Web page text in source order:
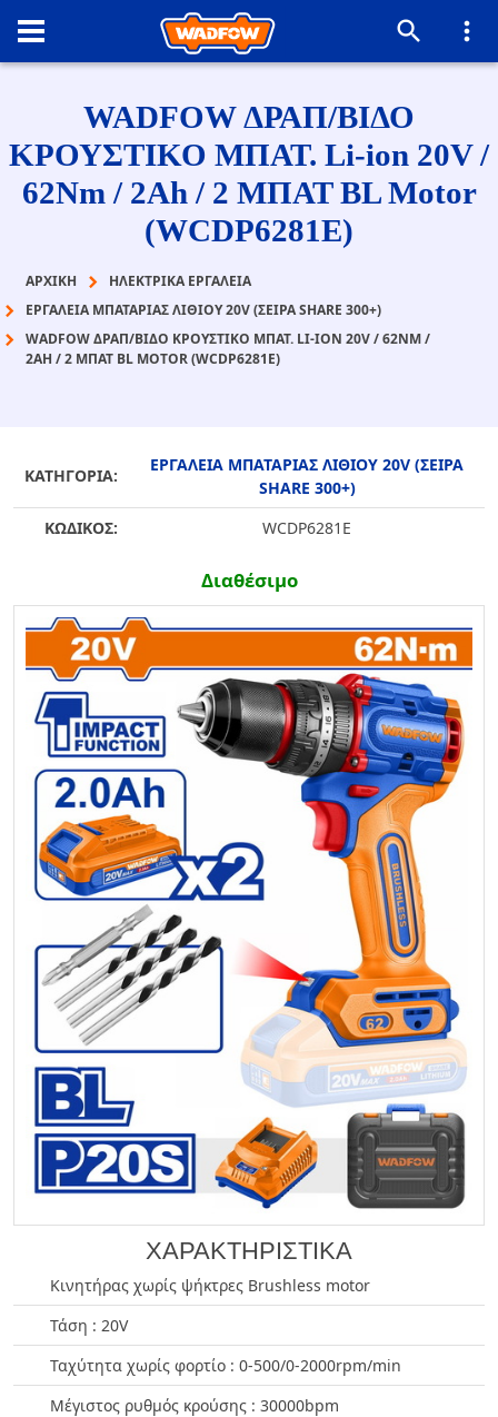
WADFOW ΔΡΑΠ/ΒΙΔΟ
ΚΡΟΥΣΤΙΚΟ ΜΠΑΤ. Li-ion 20V /
62Nm / 2Ah / 2 ΜΠΑΤ BL Motor
(WCDP6281E)
ΑΡΧΙΚΉ
ΗΛΕΚΤΡΙΚΑ ΕΡΓΑΛΕΙΑ
ΕΡΓΑΛΕΙΑ ΜΠΑΤΑΡΙΑΣ ΛΙΘΙΟΥ 20V (ΣΕΙΡΑ SHARE 300+)
WADFOW ΔΡΑΠ/ΒΙΔΟ ΚΡΟΥΣΤΙΚΟ ΜΠΑΤ. LI-ION 20V / 62NM /
2AH / 2 ΜΠΑΤ BL MOTOR (WCDP6281E)
ΚΑΤΗΓΟΡΙΑ:
ΕΡΓΑΛΕΙΑ ΜΠΑΤΑΡΙΑΣ ΛΙΘΙΟΥ 20V (ΣΕΙΡΑ
SHARE 300+)
ΚΩΔΙΚΟΣ:
WCDP6281E
Διαθέσιμο
ΧΑΡΑΚΤΗΡΙΣΤΙΚΑ
Κινητήρας χωρίς ψήκτρες Brushless motor
Τάση : 20V
Ταχύτητα χωρίς φορτίο : 0-500/0-2000rpm/min
Μέγιστος ρυθμός κρούσης : 30000bpm